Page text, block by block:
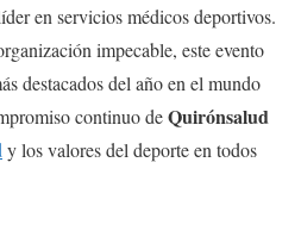
en servicios médicos deportivos.
impecable, este evento
destacados del año en el mundo
continuo deQuirónsalud
y los valores del deporte en todos